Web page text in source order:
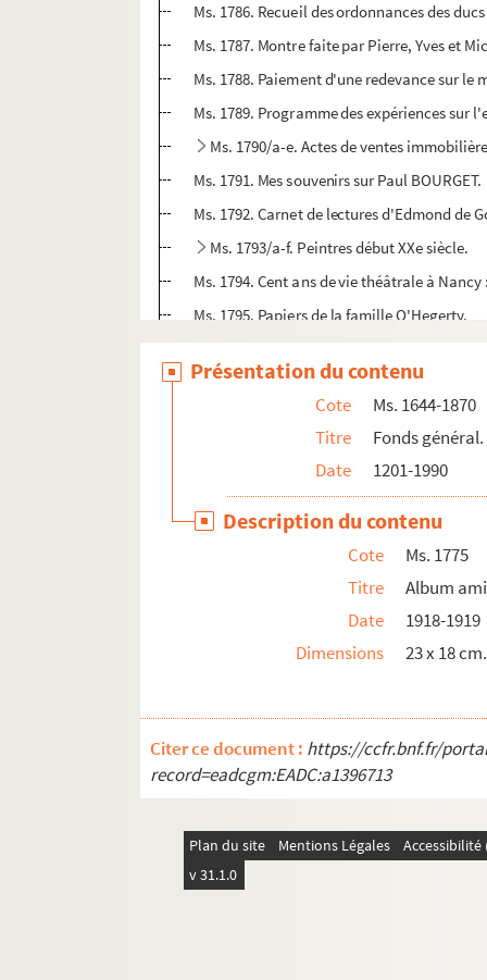
Ms. 1786. Recueil des ordonnances des
Ms. 1787. Montre faite par Pierre, Yves et
Ms. 1788. Paiement d'une redevance sur
Ms. 1789. Programme des expériences sur
Ms. 1790/a-e. Actes de ventes
Ms. 1791. Mes souvenirs sur Paul BOURGET.
Ms. 1792. Carnet de lectures d'Edmond de
Ms. 1793/a-f. Peintres début XXe siècle.
Ms. 1794. Cent ans de vie théâtrale à Nancy
Ms. 1795. Papiers de la famille O'Hegerty.
Ms. 1796. "Le Barbier de Bagdat (sic)
Ms. 1797/a-c. Œuvres de Charles Dubois.
Ms. 1798. Acte de vente des biens de la
Ms. 1799. Histoire de l'abbaye de
Ms. 1800. Bordereau d'adjudication d'une
Ms. 1801. Certificat d'origine des
Ms. 1802. Procès-verbal de formation du
Ms. 1803. Petitnicolas, curé de Valleroy.
Ms. 1804. 1 lettre autographe signée de
Ms. 1805. Inscription en latin d'un collège
Ms. 1807. Acquet des terres et près situés
Ms. 1808. Ville de Colmar contre Léonard et
Ms. 1809. Laraire et sanctuaire de
Ms. 1811. Officium Sanctorum Antonii et
Ms. 1812. Exercice d'écriture sur ôles de
Présentation du contenu
Cote
Ms. 1644-1870
Titre
Fonds général.
Date
1201-1990
Description du contenu
Cote
Ms. 1775
Titre
Album
Date
1918-1919
Dimensions
23 x 18 cm.
Citer ce document : https://ccfr.bnf.fr/
record=eadcgm:EADC:a1396713
Plan du site Mentions Légales
v 31.1.0